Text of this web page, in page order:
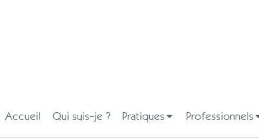
Accueil Qui suis-je ? Pratiques Professionnels